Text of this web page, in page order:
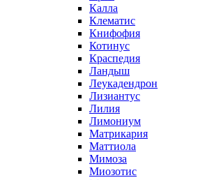
Калла
Клематис
Книфофия
Котинус
Краспедия
Ландыш
Леукадендрон
Лизиантус
Лилия
Лимониум
Матрикария
Маттиола
Мимоза
Миозотис